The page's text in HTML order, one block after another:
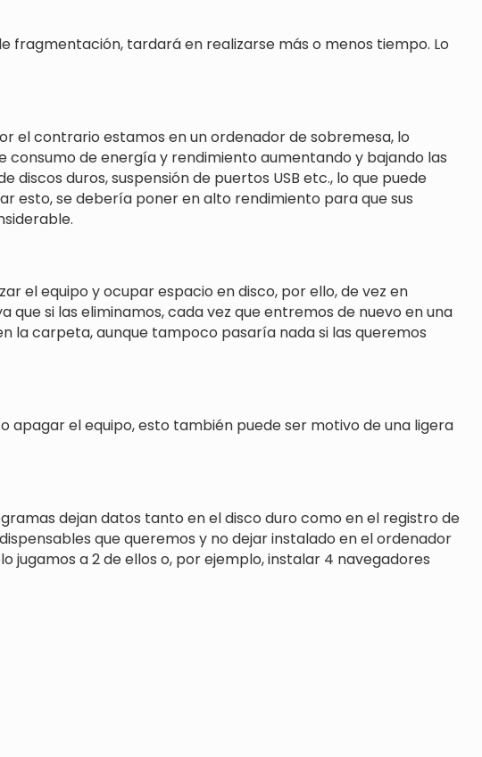
fragmentación, tardará en realizarse más o menos tiempo. Lo
el contrario estamos en un ordenador de sobremesa, lo
de energía y rendimiento aumentando y bajando las
duros, suspensión de puertos USB etc., lo que puede
esto, se debería poner en alto rendimiento para que sus
el equipo y ocupar espacio en disco, por ello, de vez en
si las eliminamos, cada vez que entremos de nuevo en una
la carpeta, aunque tampoco pasaría nada si las queremos
apagar el equipo, esto también puede ser motivo de una ligera
dejan datos tanto en el disco duro como en el registro de
que queremos y no dejar instalado en el ordenador
jugamos a 2 de ellos o, por ejemplo, instalar 4 navegadores